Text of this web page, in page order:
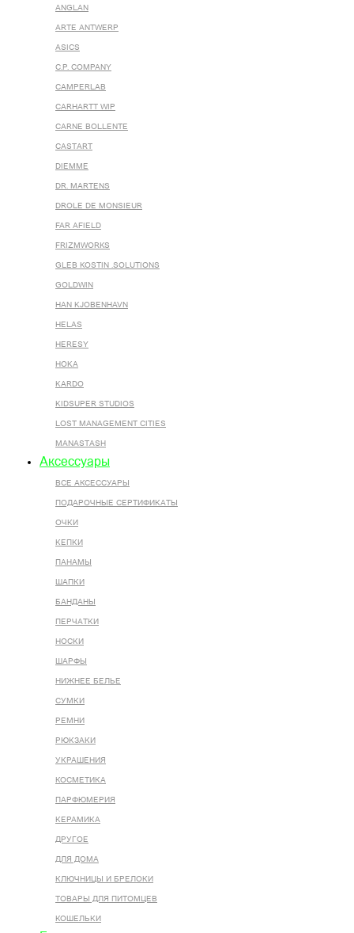
ANGLAN
ARTE ANTWERP
ASICS
C.P. COMPANY
CAMPERLAB
CARHARTT WIP
CARNE BOLLENTE
CASTART
DIEMME
DR. MARTENS
DROLE DE MONSIEUR
FAR AFIELD
FRIZMWORKS
GLEB KOSTIN .SOLUTIONS
GOLDWIN
HAN KJOBENHAVN
HELAS
HERESY
HOKA
KARDO
KIDSUPER STUDIOS
LOST MANAGEMENT CITIES
MANASTASH
Аксессуары
ВСЕ AКСЕССУАРЫ
ПОДАРОЧНЫЕ СЕРТИФИКАТЫ
ОЧКИ
КЕПКИ
ПАНАМЫ
ШАПКИ
БАНДАНЫ
ПЕРЧАТКИ
НОСКИ
ШАРФЫ
НИЖНЕЕ БЕЛЬЕ
СУМКИ
РЕМНИ
РЮКЗАКИ
УКРАШЕНИЯ
КОСМЕТИКА
ПАРФЮМЕРИЯ
КЕРАМИКА
ДРУГОЕ
ДЛЯ ДОМА
КЛЮЧНИЦЫ И БРЕЛОКИ
ТОВАРЫ ДЛЯ ПИТОМЦЕВ
КОШЕЛЬКИ